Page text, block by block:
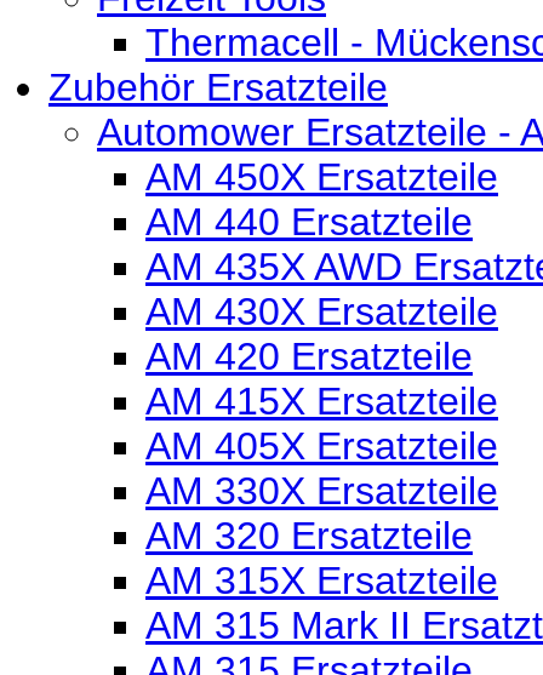
Thermacell -
Zubehör Ersatzteile
Automower Ersatzteile -
AM 450X Ersatzteile
AM 440 Ersatzteile
AM 435X AWD
AM 430X Ersatzteile
AM 420 Ersatzteile
AM 415X Ersatzteile
AM 405X Ersatzteile
AM 330X Ersatzteile
AM 320 Ersatzteile
AM 315X Ersatzteile
AM 315 Mark II